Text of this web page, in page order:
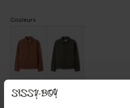
Couleurs
Choisissez votre taille